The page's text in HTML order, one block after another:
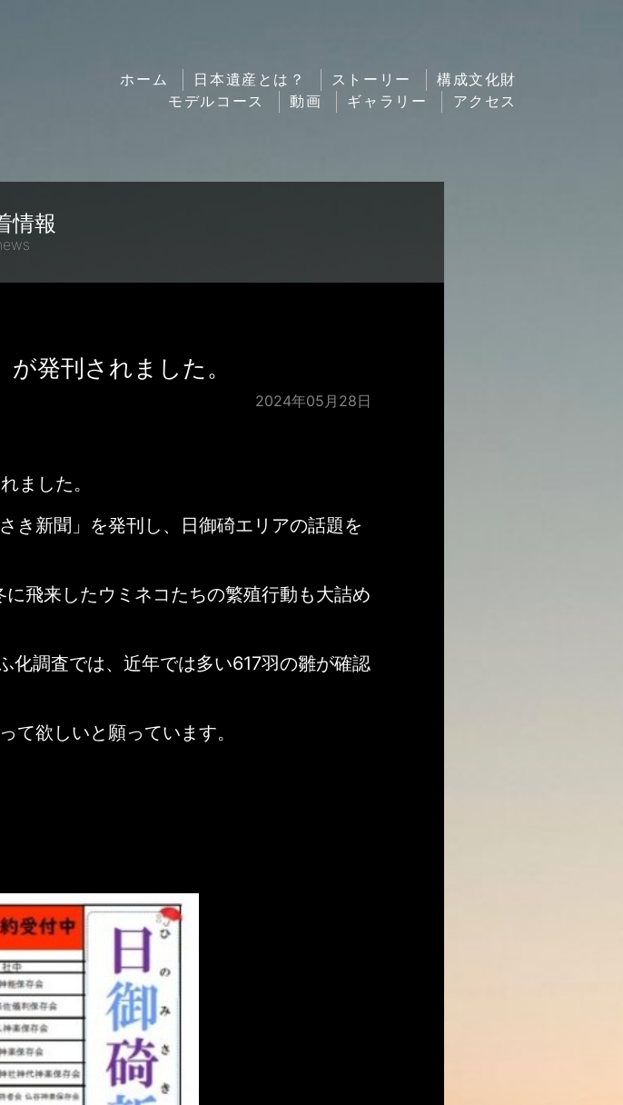
ホーム 日本遺産とは？ ストーリー
構成文化財
モデルコース
動画 ギャラリー アクセス
情報
発刊されました。
2024年05月28日
ました。
き新聞」を発刊し、日御碕エリアの話題を
飛来したウミネコたちの繁殖行動も大詰め
化調査では、近年では多い617羽の雛が確認
て欲しいと願っています。